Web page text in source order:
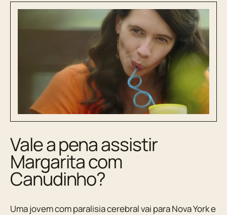
Vale a pena assistir
Margarita com
Canudinho?
Uma jovem com paralisia cerebral vai para Nova York e